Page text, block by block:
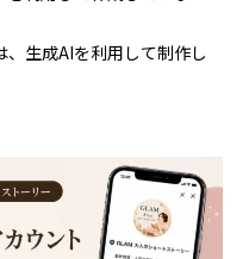
生成AIを利用して制作し